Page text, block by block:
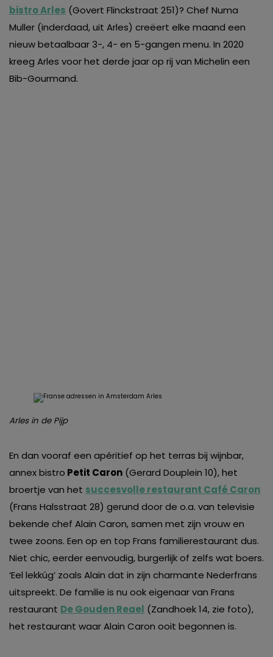
bistro Arles (Govert Flinckstraat 251)? Chef Numa
Muller (inderdaad, uit Arles) creëert elke maand een
nieuw betaalbaar 3-, 4- en 5-gangen menu. In 2020
kreeg Arles voor het derde jaar op rij van Michelin een
Bib-Gourmand.
Arles in de Pijp
En dan vooraf een apéritief op het terras bij wijnbar,
annex bistro Petit Caron (Gerard Douplein 10), het
broertje van het succesvolle restaurant Café Caron
(Frans Halsstraat 28) gerund door de o.a. van televisie
bekende chef Alain Caron, samen met zijn vrouw en
twee zoons. Een op en top Frans familierestaurant dus.
Niet chic, eerder eenvoudig, burgerlijk of zelfs wat boers.
‘Eel lekkúg’ zoals Alain dat in zijn charmante Nederfrans
uitspreekt. De familie is nu ook eigenaar van Frans
restaurant De Gouden Reael (Zandhoek 14, zie foto),
het restaurant waar Alain Caron ooit begonnen is.